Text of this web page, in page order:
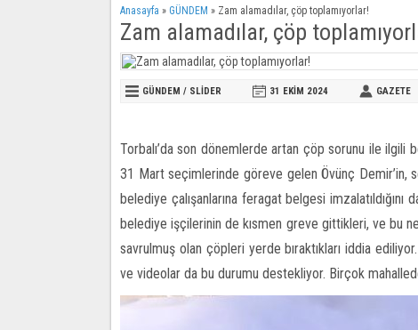
Anasayfa » GÜNDEM » Zam alamadılar, çöp toplamıyorlar!
Zam alamadılar, çöp
GÜNDEM / SLİDER 31 EKIM 2024 GAZETE
Torbalı’da son dönemlerde artan çöp sorunu ile ilgili
31 Mart seçimlerinde göreve gelen Övünç Demir’in,
belediye çalışanlarına feragat belgesi imzalatıldığını
belediye işçilerinin de kısmen greve gittikleri, ve bu
savrulmuş olan çöpleri yerde bıraktıkları iddia
ve videolar da bu durumu destekliyor. Birçok